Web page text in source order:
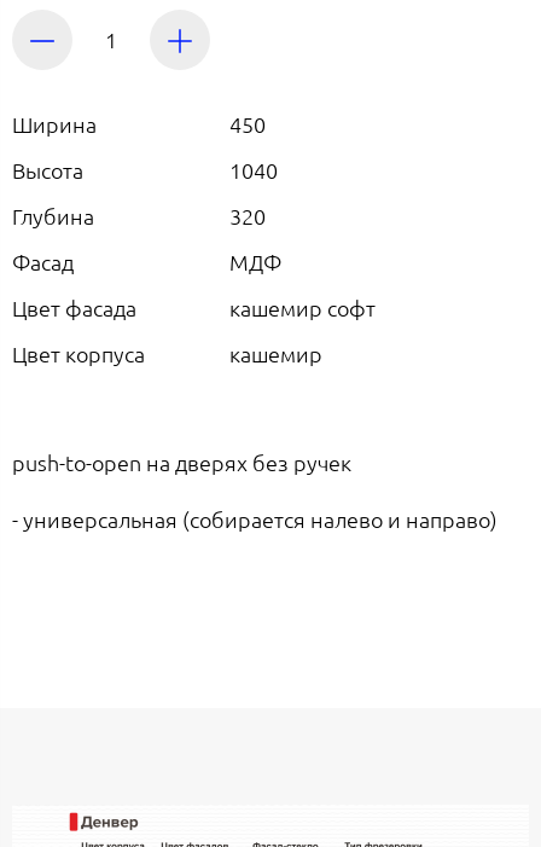
Ширина
450
Высота
1040
Глубина
320
Фасад
МДФ
Цвет фасада
кашемир софт
Цвет корпуса
кашемир
push-to-open на дверях без ручек
- универсальная (собирается налево и направо)